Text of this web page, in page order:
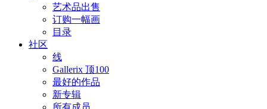
艺术品出售
订购一幅画
目录
社区
线
Gallerix 顶100
最好的作品
新专辑
所有成员